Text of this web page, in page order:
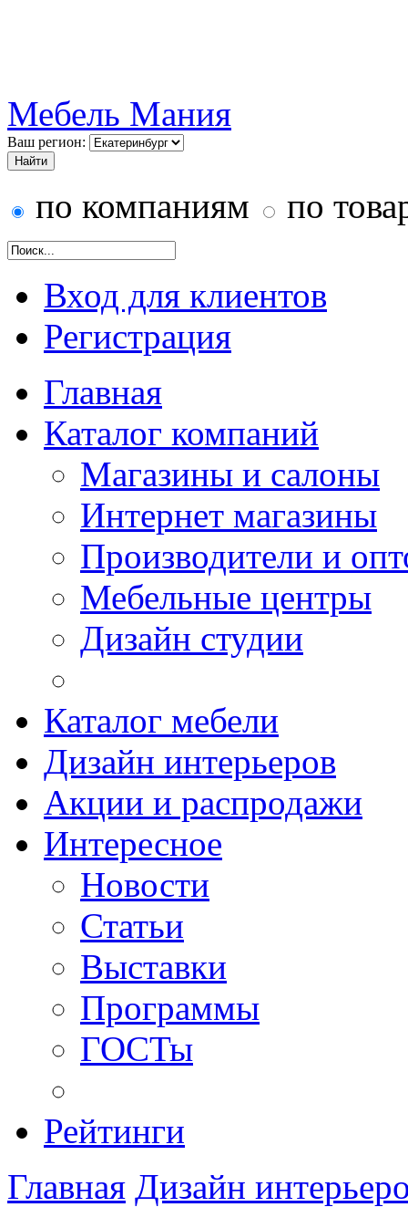
Мебель Мания
Ваш регион:
по компаниям по
Вход для клиентов
Регистрация
Главная
Каталог компаний
Магазины и салоны
Интернет магазины
Производители и
Мебельные центры
Дизайн студии
Каталог мебели
Дизайн интерьеров
Акции и распродажи
Интересное
Новости
Статьи
Выставки
Программы
ГОСТы
Рейтинги
Главная Дизайн